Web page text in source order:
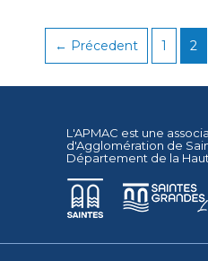
← Précedent 1 2
L'APMAC est une
d'Agglomération de
Département de la